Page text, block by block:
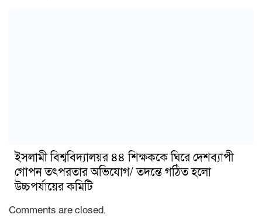
ইসলামী বিশ্ববিদ্যালয়র ৪৪ শিক্ষককে ঘিরে দেশব্যাপী
গোপন তৎপরতার অভিযোগ/ তদন্তে গঠিত হলো
উচ্চপর্যায়ের কমিটি
Comments are closed.